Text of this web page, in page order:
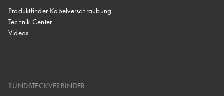
Produktfinder Kabelverschraubung
Technik Center
Videos
RUNDSTECKVERBINDER